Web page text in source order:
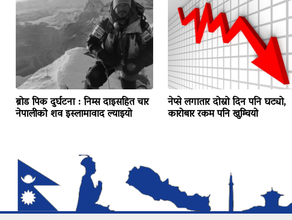
ब्रोड पिक दुर्घटना : निम्स दाइसहित चार
नेपालीको शव इस्लामावाद ल्याइयो
नेप्से लगातार दोस्रो दिन पनि घट्यो,
कारोबार रकम पनि खुम्चियो